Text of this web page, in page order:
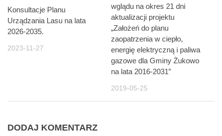
Konsultacje Planu
Urządzania Lasu na lata
2026-2035.
2023-11-27
wglądu na okres 21 dni
aktualizacji projektu
„Założeń do planu
zaopatrzenia w ciepło,
energię elektryczną i paliwa
gazowe dla Gminy Żukowo
na lata 2016-2031”
2019-05-25
DODAJ KOMENTARZ